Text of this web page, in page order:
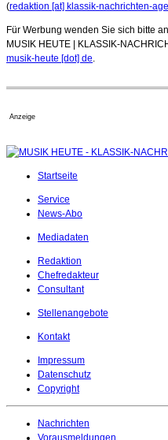
(redaktion [at] klassik-nachrichten-
Für Werbung wenden Sie sich bitte
MUSIK HEUTE | KLASSIK-
musik-heute [dot] de.
Anzeige
Startseite
Service
News-Abo
Mediadaten
Redaktion
Chefredakteur
Consultant
Stellenangebote
Kontakt
Impressum
Datenschutz
Copyright
Nachrichten